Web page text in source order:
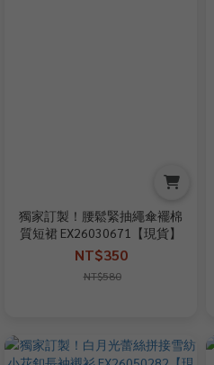
獨家訂製！腰鬆緊抽繩傘襬棉
質短裙 EX26030671【現貨】
NT$350
NT$580